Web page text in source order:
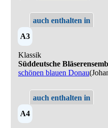
auch enthalten in
A3
Klassik
Süddeutsche
schönen blauen Donau
auch enthalten in
A4